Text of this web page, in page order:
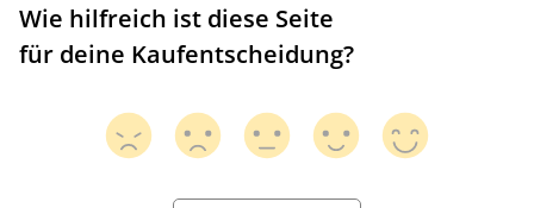
Wie hilfreich ist diese Seite
für deine Kaufentscheidung?